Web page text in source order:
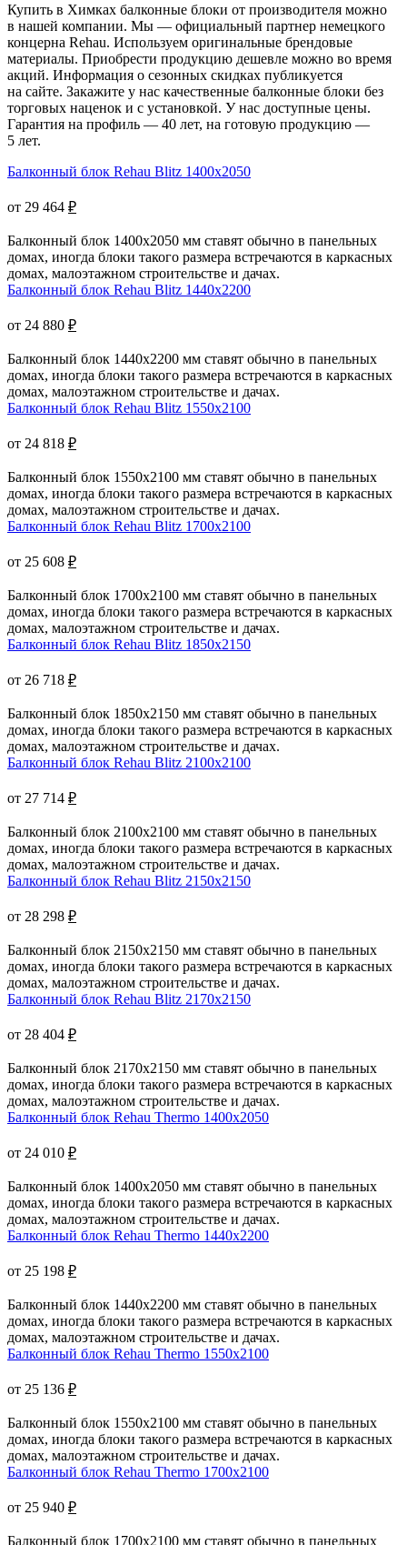
Купить в Химках балконные блоки от производителя можно
в нашей компании. Мы — официальный партнер немецкого
концерна Rehau. Используем оригинальные брендовые
материалы. Приобрести продукцию дешевле можно во время
акций. Информация о сезонных скидках публикуется
на сайте. Закажите у нас качественные балконные блоки без
торговых наценок и с установкой. У нас доступные цены.
Гарантия на профиль — 40 лет, на готовую продукцию —
5 лет.
Балконный блок Rehau Blitz 1400x2050
от 29 464 ₽
Балконный блок 1400x2050 мм ставят обычно в панельных
домах, иногда блоки такого размера встречаются в каркасных
домах, малоэтажном строительстве и дачах.
Балконный блок Rehau Blitz 1440x2200
от 24 880 ₽
Балконный блок 1440x2200 мм ставят обычно в панельных
домах, иногда блоки такого размера встречаются в каркасных
домах, малоэтажном строительстве и дачах.
Балконный блок Rehau Blitz 1550x2100
от 24 818 ₽
Балконный блок 1550x2100 мм ставят обычно в панельных
домах, иногда блоки такого размера встречаются в каркасных
домах, малоэтажном строительстве и дачах.
Балконный блок Rehau Blitz 1700x2100
от 25 608 ₽
Балконный блок 1700x2100 мм ставят обычно в панельных
домах, иногда блоки такого размера встречаются в каркасных
домах, малоэтажном строительстве и дачах.
Балконный блок Rehau Blitz 1850x2150
от 26 718 ₽
Балконный блок 1850x2150 мм ставят обычно в панельных
домах, иногда блоки такого размера встречаются в каркасных
домах, малоэтажном строительстве и дачах.
Балконный блок Rehau Blitz 2100x2100
от 27 714 ₽
Балконный блок 2100x2100 мм ставят обычно в панельных
домах, иногда блоки такого размера встречаются в каркасных
домах, малоэтажном строительстве и дачах.
Балконный блок Rehau Blitz 2150x2150
от 28 298 ₽
Балконный блок 2150x2150 мм ставят обычно в панельных
домах, иногда блоки такого размера встречаются в каркасных
домах, малоэтажном строительстве и дачах.
Балконный блок Rehau Blitz 2170x2150
от 28 404 ₽
Балконный блок 2170x2150 мм ставят обычно в панельных
домах, иногда блоки такого размера встречаются в каркасных
домах, малоэтажном строительстве и дачах.
Балконный блок Rehau Thermo 1400x2050
от 24 010 ₽
Балконный блок 1400x2050 мм ставят обычно в панельных
домах, иногда блоки такого размера встречаются в каркасных
домах, малоэтажном строительстве и дачах.
Балконный блок Rehau Thermo 1440x2200
от 25 198 ₽
Балконный блок 1440x2200 мм ставят обычно в панельных
домах, иногда блоки такого размера встречаются в каркасных
домах, малоэтажном строительстве и дачах.
Балконный блок Rehau Thermo 1550x2100
от 25 136 ₽
Балконный блок 1550x2100 мм ставят обычно в панельных
домах, иногда блоки такого размера встречаются в каркасных
домах, малоэтажном строительстве и дачах.
Балконный блок Rehau Thermo 1700x2100
от 25 940 ₽
Балконный блок 1700x2100 мм ставят обычно в панельных